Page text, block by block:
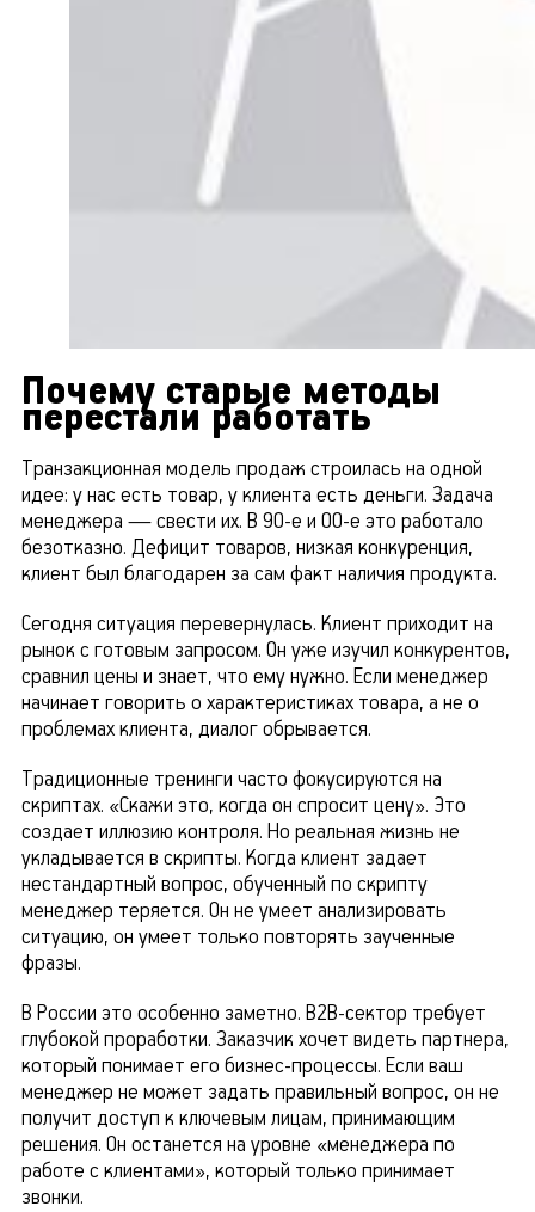
Почему старые методы
перестали работать
Транзакционная модель продаж строилась на одной
идее: у нас есть товар, у клиента есть деньги. Задача
менеджера — свести их. В 90-е и 00-е это работало
безотказно. Дефицит товаров, низкая конкуренция,
клиент был благодарен за сам факт наличия продукта.
Сегодня ситуация перевернулась. Клиент приходит на
рынок с готовым запросом. Он уже изучил конкурентов,
сравнил цены и знает, что ему нужно. Если менеджер
начинает говорить о характеристиках товара, а не о
проблемах клиента, диалог обрывается.
Традиционные тренинги часто фокусируются на
скриптах. «Скажи это, когда он спросит цену». Это
создает иллюзию контроля. Но реальная жизнь не
укладывается в скрипты. Когда клиент задает
нестандартный вопрос, обученный по скрипту
менеджер теряется. Он не умеет анализировать
ситуацию, он умеет только повторять заученные
фразы.
В России это особенно заметно. B2B-сектор требует
глубокой проработки. Заказчик хочет видеть партнера,
который понимает его бизнес-процессы. Если ваш
менеджер не может задать правильный вопрос, он не
получит доступ к ключевым лицам, принимающим
решения. Он останется на уровне «менеджера по
работе с клиентами», который только принимает
звонки.